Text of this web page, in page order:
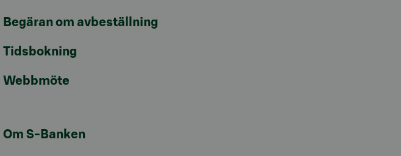
Begäran om avbeställning
Tidsbokning
Webbmöte
Om S-Banken